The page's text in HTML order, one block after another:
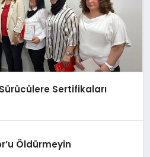
Sertifikaları
Öldürmeyin